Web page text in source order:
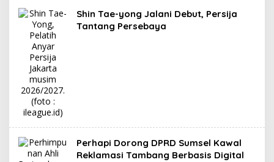
Shin Tae-yong Jalani Debut, Persija
Tantang Persebaya
Perhapi Dorong DPRD Sumsel Kawal
Reklamasi Tambang Berbasis Digital